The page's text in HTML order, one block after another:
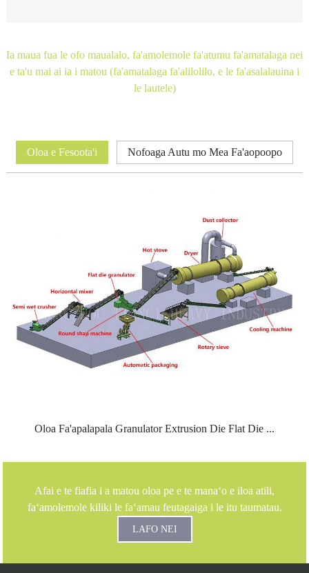
Ia maua fua le ofo maualalo, fa'amolemole fa'atumu fa'amatalaga nei
e ta'u mai ai ia i matou (fa'amatalaga fa'alilolilo, e le fa'asalalauina i
le lautele)
Oloa e Fesoota'i Nofoaga Autu mo Mea Fa'aopoopo
Oloa Fa'apalapala Granulator Extrusion Die Flat Die ...
Afai e te fiafia i a matou oloa pe e te manaʻo e iloa atili,
faʻamolemole kiliki le faʻamau feutagaiga i le itu taumatau.
LAFO NEI